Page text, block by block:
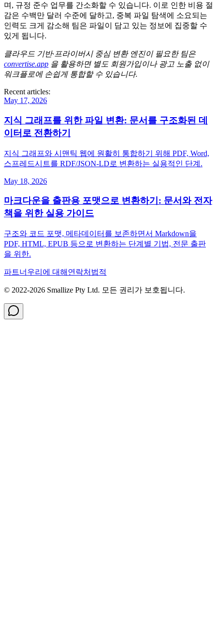
며, 규정 준수 업무를 간소화할 수 있습니다. 이로 인한 비용 절
감은 수백만 달러 수준에 달하고, 중복 파일 탐색에 소요되는
인력도 크게 감소해 팀은 파일이 담고 있는 정보 에 집중할 수
있게 됩니다.
클라우드 기반·프라이버시 중심 변환 엔진이 필요한 팀은
convertise.app 을 활용하면 별도 회원가입이나 광고 노출 없이
워크플로에 손쉽게 통합할 수 있습니다.
Recent articles:
May 17, 2026
지식 그래프를 위한 파일 변환: 문서를 구조화된 데
이터로 전환하기
지식 그래프와 시맨틱 웹에 원활히 통합하기 위해 PDF, Word,
스프레드시트를 RDF/JSON‑LD로 변환하는 실용적인 단계.
May 18, 2026
마크다운을 출판용 포맷으로 변환하기: 문서와 전자
책을 위한 실용 가이드
구조와 코드 포맷, 메타데이터를 보존하면서 Markdown을
PDF, HTML, EPUB 등으로 변환하는 단계별 기법, 전문 출판
을 위한.
파트너 우리에 대해 연락처 법적
© 2022-2026 Smallize Pty Ltd. 모든 권리가 보호됩니다.